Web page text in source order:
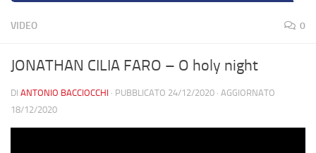
VIDEO 0
JONATHAN CILIA FARO – O holy night
DI ANTONIO BACCIOCCHI · PUBBLICATO 24/12/2020 · AGGIORNATO
18/12/2020